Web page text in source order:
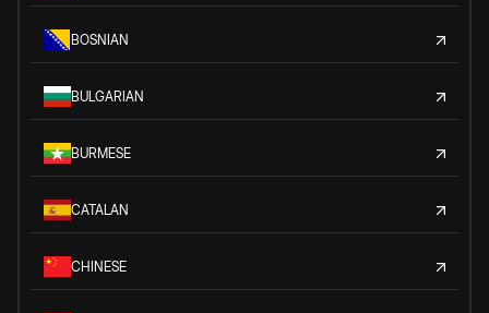
BOSNIAN
BULGARIAN
BURMESE
CATALAN
CHINESE